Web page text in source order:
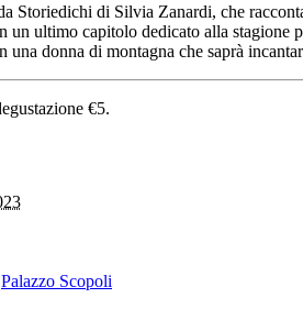
Storiedichi di Silvia Zanardi, che
un ultimo capitolo dedicato alla stagione
donna di montagna che saprà
€5.
Palazzo Scopoli